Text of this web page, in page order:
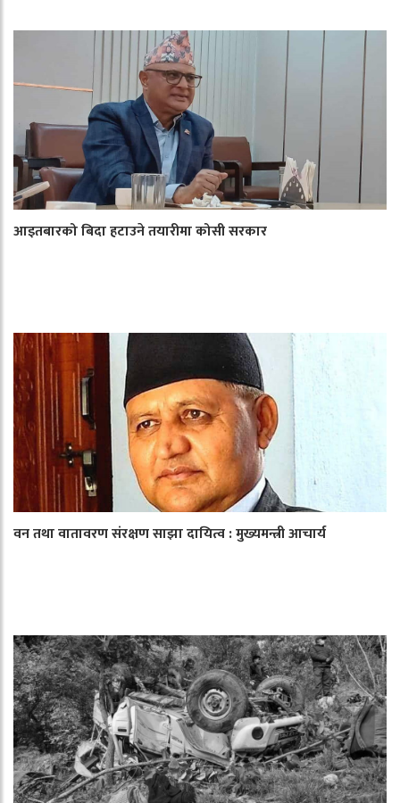
आइतबारको बिदा हटाउने तयारीमा कोसी सरकार
वन तथा वातावरण संरक्षण साझा दायित्व : मुख्यमन्त्री आचार्य